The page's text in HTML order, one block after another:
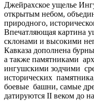
Джейрахское ущелье
открытым небом,
природного,
Впечатляющая картина
склонами и высокими
Кавказа дополнена
а также памятниками
ингушскими зодчими
исторических
боевые башни, самые
датируются II веком до